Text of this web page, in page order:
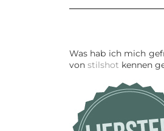
Was hab ich mich
von stilshot kennen